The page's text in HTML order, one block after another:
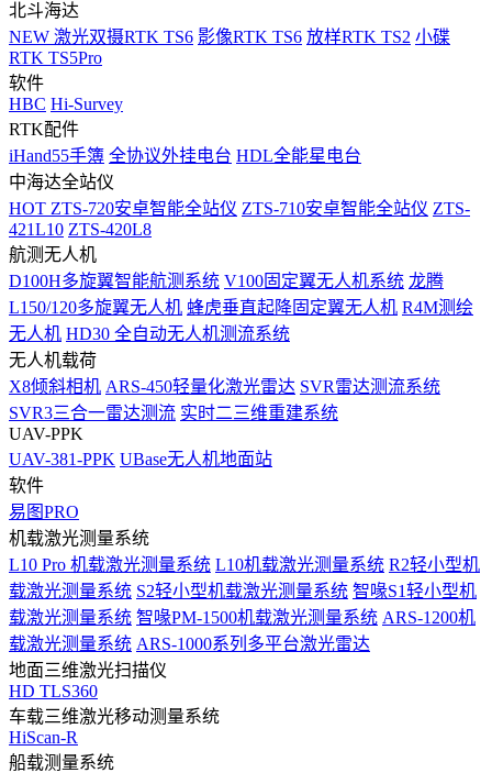
北斗海达
NEW 激光双摄RTK TS6 影像RTK TS6 放样RTK TS2 小碟
RTK TS5Pro
软件
HBC Hi-Survey
RTK配件
iHand55手簿 全协议外挂电台 HDL全能星电台
中海达全站仪
HOT ZTS-720安卓智能全站仪 ZTS-710安卓智能全站仪 ZTS-
421L10 ZTS-420L8
航测无人机
D100H多旋翼智能航测系统 V100固定翼无人机系统 龙腾
L150/120多旋翼无人机 蜂虎垂直起降固定翼无人机 R4M测绘
无人机 HD30 全自动无人机测流系统
无人机载荷
X8倾斜相机 ARS-450轻量化激光雷达 SVR雷达测流系统
SVR3三合一雷达测流 实时二三维重建系统
UAV-PPK
UAV-381-PPK UBase无人机地面站
软件
易图PRO
机载激光测量系统
L10 Pro 机载激光测量系统 L10机载激光测量系统 R2轻小型机
载激光测量系统 S2轻小型机载激光测量系统 智喙S1轻小型机
载激光测量系统 智喙PM-1500机载激光测量系统 ARS-1200机
载激光测量系统 ARS-1000系列多平台激光雷达
地面三维激光扫描仪
HD TLS360
车载三维激光移动测量系统
HiScan-R
船载测量系统